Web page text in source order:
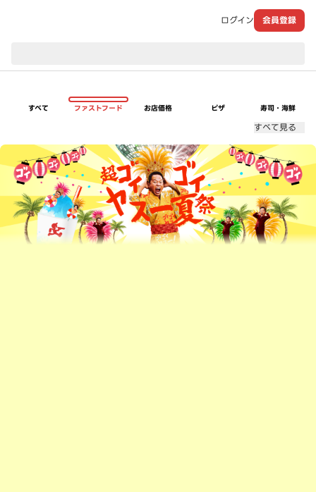
ログイン 会員登録
すべて ファストフード お店価格 ピザ 寿司・海鮮
すべて見る
超ゴイゴイヤスー夏祭